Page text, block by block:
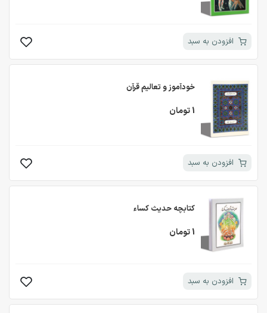
افزودن به سبد
خودآموز و تعالیم قرآن
1 تومان
افزودن به سبد
کتابچه حدیث کساء
1 تومان
افزودن به سبد